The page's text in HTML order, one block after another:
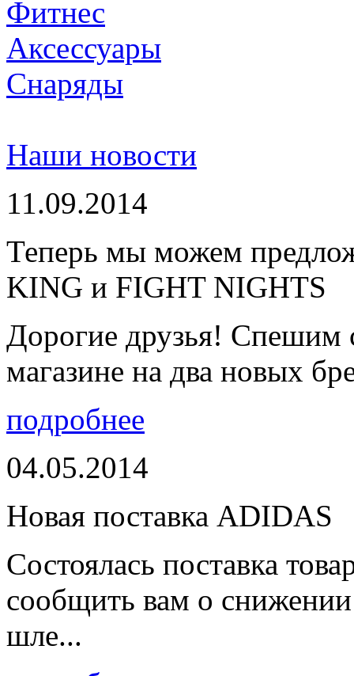
Фитнес
Аксессуары
Снаряды
Наши новости
11.09.2014
Теперь мы можем
KING и FIGHT NIGHTS
Дорогие друзья! Спешим
магазине на два новых
подробнее
04.05.2014
Новая поставка ADIDAS
Состоялась поставка
сообщить вам о
шле...